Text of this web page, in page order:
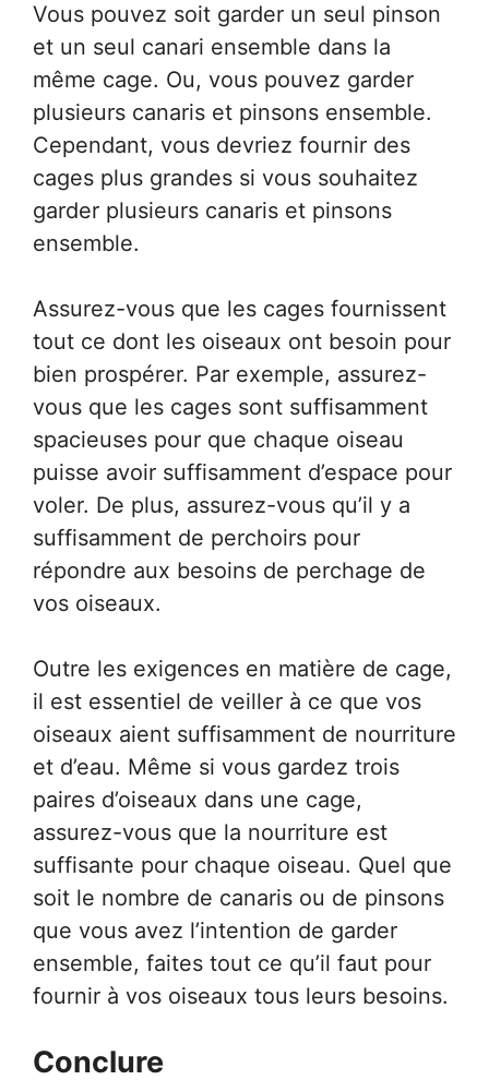
Vous pouvez soit garder un seul pinson
et un seul canari ensemble dans la
même cage. Ou, vous pouvez garder
plusieurs canaris et pinsons ensemble.
Cependant, vous devriez fournir des
cages plus grandes si vous souhaitez
garder plusieurs canaris et pinsons
ensemble.
Assurez-vous que les cages fournissent
tout ce dont les oiseaux ont besoin pour
bien prospérer. Par exemple, assurez-
vous que les cages sont suffisamment
spacieuses pour que chaque oiseau
puisse avoir suffisamment d’espace pour
voler. De plus, assurez-vous qu’il y a
suffisamment de perchoirs pour
répondre aux besoins de perchage de
vos oiseaux.
Outre les exigences en matière de cage,
il est essentiel de veiller à ce que vos
oiseaux aient suffisamment de nourriture
et d’eau. Même si vous gardez trois
paires d’oiseaux dans une cage,
assurez-vous que la nourriture est
suffisante pour chaque oiseau. Quel que
soit le nombre de canaris ou de pinsons
que vous avez l’intention de garder
ensemble, faites tout ce qu’il faut pour
fournir à vos oiseaux tous leurs besoins.
Conclure